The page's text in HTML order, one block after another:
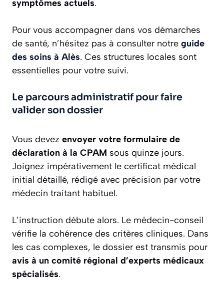
symptômes actuels.
Pour vous accompagner dans vos démarches
de santé, n’hésitez pas à consulter notre guide
des soins à Alès. Ces structures locales sont
essentielles pour votre suivi.
Le parcours administratif pour faire
valider son dossier
Vous devez envoyer votre formulaire de
déclaration à la CPAM sous quinze jours.
Joignez impérativement le certificat médical
initial détaillé, rédigé avec précision par votre
médecin traitant habituel.
L’instruction débute alors. Le médecin-conseil
vérifie la cohérence des critères cliniques. Dans
les cas complexes, le dossier est transmis pour
avis à un comité régional d’experts médicaux
spécialisés.